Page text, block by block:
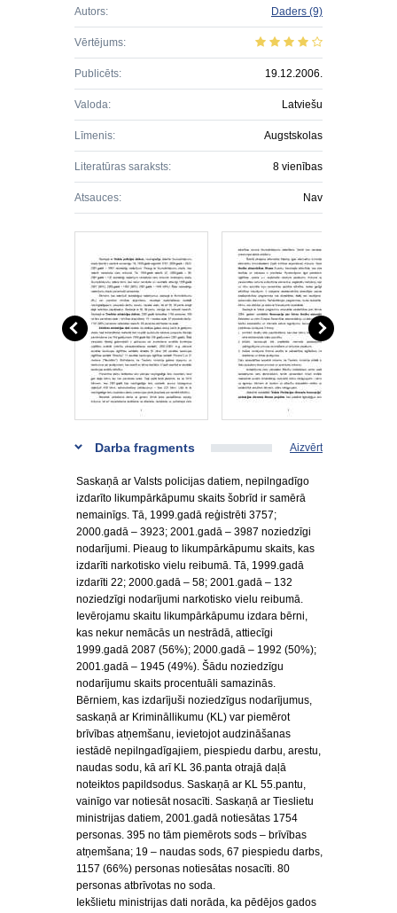
Autors: Daders (9)
Vērtējums:
Publicēts: 19.12.2006.
Valoda: Latviešu
Līmenis: Augstskolas
Literatūras saraksts: 8 vienības
Atsauces: Nav
Darba fragments Aizvērt
Saskaņā ar Valsts policijas datiem, nepilngadīgo
izdarīto likumpārkāpumu skaits šobrīd ir samērā
nemainīgs. Tā, 1999.gadā reģistrēti 3757;
2000.gadā – 3923; 2001.gadā – 3987 noziedzīgi
nodarījumi. Pieaug to likumpārkāpumu skaits, kas
izdarīti narkotisko vielu reibumā. Tā, 1999.gadā
izdarīti 22; 2000.gadā – 58; 2001.gadā – 132
noziedzīgi nodarījumi narkotisko vielu reibumā.
Ievērojamu skaitu likumpārkāpumu izdara bērni,
kas nekur nemācās un nestrādā, attiecīgi
1999.gadā 2087 (56%); 2000.gadā – 1992 (50%);
2001.gadā – 1945 (49%). Šādu noziedzīgu
nodarījumu skaits procentuāli samazinās.
Bērniem, kas izdarījuši noziedzīgus nodarījumus,
saskaņā ar Krimināllikumu (KL) var piemērot
brīvības atņemšanu, ievietojot audzināšanas
iestādē nepilngadīgajiem, piespiedu darbu, arestu,
naudas sodu, kā arī KL 36.panta otrajā daļā
noteiktos papildsodus. Saskaņā ar KL 55.pantu,
vainīgo var notiesāt nosacīti. Saskaņā ar Tieslietu
ministrijas datiem, 2001.gadā notiesātas 1754
personas. 395 no tām piemērots sods – brīvības
atņemšana; 19 – naudas sods, 67 piespiedu darbs,
1157 (66%) personas notiesātas nosacīti. 80
personas atbrīvotas no soda.
Iekšlietu ministrijas dati norāda, ka pēdējos gados